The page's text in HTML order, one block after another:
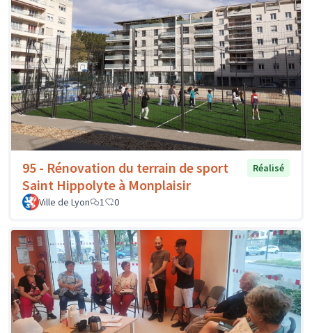
95 - Rénovation du terrain de sport
Saint Hippolyte à Monplaisir
Réalisé
Ville de Lyon 1 0